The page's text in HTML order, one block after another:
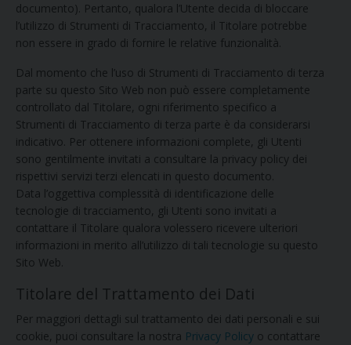
documento). Pertanto, qualora l’Utente decida di bloccare
l’utilizzo di Strumenti di Tracciamento, il Titolare potrebbe
non essere in grado di fornire le relative funzionalità.
Dal momento che l’uso di Strumenti di Tracciamento di terza
parte su questo Sito Web non può essere completamente
controllato dal Titolare, ogni riferimento specifico a
Strumenti di Tracciamento di terza parte è da considerarsi
indicativo. Per ottenere informazioni complete, gli Utenti
sono gentilmente invitati a consultare la privacy policy dei
rispettivi servizi terzi elencati in questo documento.
Data l’oggettiva complessità di identificazione delle
tecnologie di tracciamento, gli Utenti sono invitati a
contattare il Titolare qualora volessero ricevere ulteriori
informazioni in merito all’utilizzo di tali tecnologie su questo
Sito Web.
Titolare del Trattamento dei Dati
Per maggiori dettagli sul trattamento dei dati personali e sui
cookie, puoi consultare la nostra Privacy Policy o contattare